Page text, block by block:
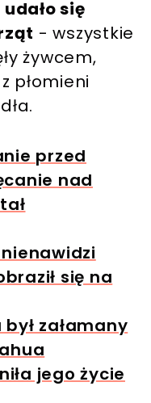
udało się
- wszystkie
żywcem,
płomieni
przed
nad
się na
załamany
jego życie